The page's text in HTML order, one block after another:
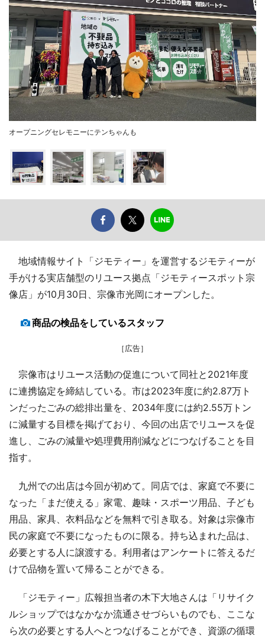
オープニングセレモニーにテンちゃんも
地域情報サイト「ジモティー」を運営するジモティーが
手がける実店舗型のリユース拠点「ジモティースポット宗
像店」が10月30日、宗像市光岡にオープンした。
商品の検品をしているスタッフ
［広告］
宗像市はリユース活動の促進について同社と2021年度
に連携協定を締結している。市は2023年度に約2.87万ト
ンだったごみの総排出量を、2034年度には約2.55万トン
に減量する目標を掲げており、今回の出店でリユースを促
進し、ごみの減量や処理費用削減などにつなげることを目
指す。
九州での出店は今回が初めて。同店では、家庭で不要に
なった「まだ使える」家電、趣味・スポーツ用品、子ども
用品、家具、衣料品などを無料で引き取る。対象は宗像市
民の家庭で不要になったものに限る。持ち込まれた品は、
必要とする人に譲渡する。利用者はアンケートに答えるだ
けで品物を置いて帰ることができる。
「ジモティー」広報担当者の木下大地さんは「リサイク
ルショップではなかなか流通させづらいものでも、ここな
ら次の必要とする人へとつなげることができ、資源の循環